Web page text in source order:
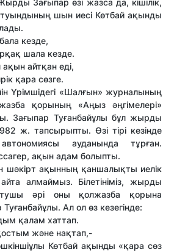
Зағыпар өзі жазса да, кішілік,
шын иесі Көтбай ақынды
кезде,
шала кезде.
айтқан еді,
қара сөзге.
Үрімшідегі «Шалғын» журналының
қорының «Аңыз әңгімелері»
Зағыпар Туғанбайұлы бұл жырды
ж. тапсырыпты. Өзі тірі кезінде
ауданында тұрған.
ақын адам болыпты.
шәкірт ақынның қаншалықты иелік
алмаймыз. Білетініміз, жырды
әрі оны қолжазба қорына
Ал ол өз кезегінде:
қалам хаттап.
және нақтап,-
Көтбай ақынды «қара сөз